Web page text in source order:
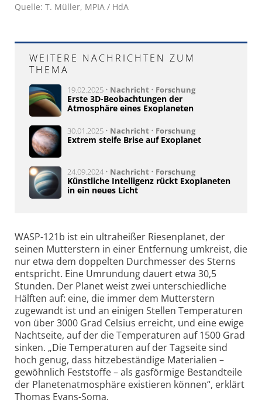
Quelle: T. Müller, MPIA / HdA
WEITERE NACHRICHTEN ZUM
THEMA
19.02.2025 • Nachricht • Forschung
Erste 3D-Beobachtungen der
Atmosphäre eines Exoplaneten
30.01.2025 • Nachricht • Forschung
Extrem steife Brise auf Exoplanet
24.09.2024 • Nachricht • Forschung
Künstliche Intelligenz rückt Exoplaneten
in ein neues Licht
WASP-121b ist ein ultraheißer Riesenplanet, der
seinen Mutterstern in einer Entfernung umkreist, die
nur etwa dem doppelten Durchmesser des Sterns
entspricht. Eine Umrundung dauert etwa 30,5
Stunden. Der Planet weist zwei unterschiedliche
Hälften auf: eine, die immer dem Mutterstern
zugewandt ist und an einigen Stellen Temperaturen
von über 3000 Grad Celsius erreicht, und eine ewige
Nachtseite, auf der die Temperaturen auf 1500 Grad
sinken. „Die Temperaturen auf der Tagseite sind
hoch genug, dass hitzebeständige Materialien –
gewöhnlich Feststoffe – als gasförmige Bestandteile
der Planetenatmosphäre existieren können“, erklärt
Thomas Evans-Soma.